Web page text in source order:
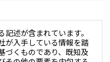
述が含まれています。
が入手している情報を踏
づくものであり、既知及